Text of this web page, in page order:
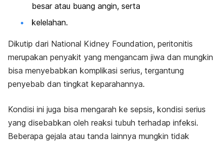
besar atau buang angin, serta
kelelahan.
Dikutip dari National Kidney Foundation, peritonitis
merupakan penyakit yang mengancam jiwa dan mungkin
bisa menyebabkan komplikasi serius, tergantung
penyebab dan tingkat keparahannya.
Kondisi ini juga bisa mengarah ke sepsis, kondisi serius
yang disebabkan oleh reaksi tubuh terhadap infeksi.
Beberapa gejala atau tanda lainnya mungkin tidak